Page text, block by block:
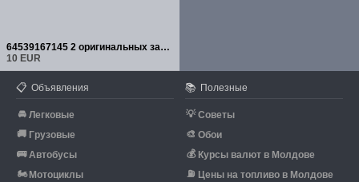
64539167145 2 оригинальных зажима BMW для шланга, диаметр 10 мм
10 EUR
📋 Объявления
🚘 Легковые
🚚 Грузовые
🚌 Автобусы
🏍 Мотоциклы
📚 Полезные
💡 Советы
🎨 Обои
💰 Курсы валют в Молдове
⛽ Цены на топливо в Молдове